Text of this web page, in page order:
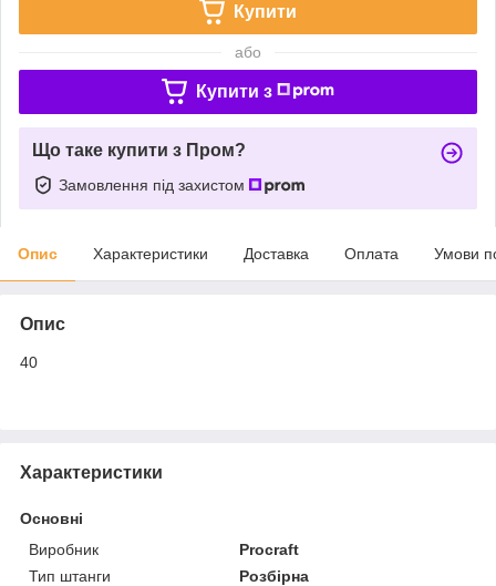
Купити
або
Купити з
Що таке купити з Пром?
Замовлення під захистом
Опис Характеристики Доставка Оплата Умови
Опис
40
Характеристики
Основні
Виробник
Procraft
Тип штанги
Розбірна